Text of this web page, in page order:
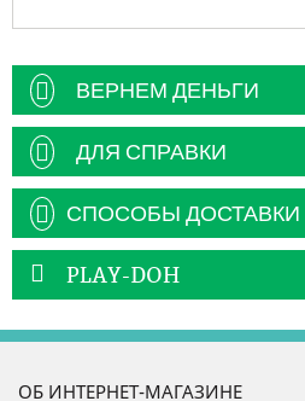
ВЕРНЕМ ДЕНЬГИ
ДЛЯ СПРАВКИ
СПОСОБЫ ДОСТАВКИ
PLAY-DOH
ОБ ИНТЕРНЕТ-МАГАЗИНЕ